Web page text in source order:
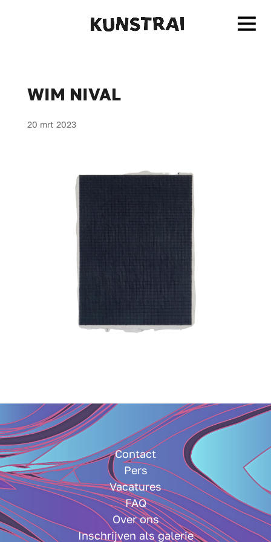
WIM NIVAL
20 mrt 2023
Contact
Pers
Vacatures
FAQ
Over ons
Inschrijven als galerie